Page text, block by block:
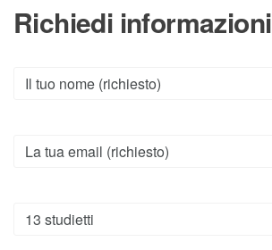
Richiedi informazioni